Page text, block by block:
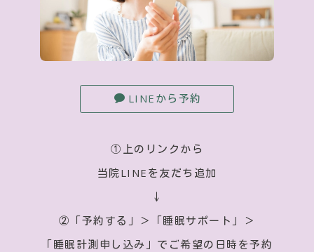
LINEから予約
①上のリンクから
当院LINEを友だち追加
↓
②「予約する」＞「睡眠サポート」＞
「睡眠計測申し込み」でご希望の日時を予約